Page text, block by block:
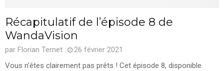
Récapitulatif de l’épisode 8 de
WandaVision
par Florian Ternet
26 février 2021
Vous n’êtes clairement pas prêts ! Cet épisode 8, disponible